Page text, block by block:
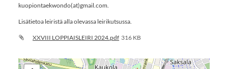
kuopiontaekwondo(at)gmail.com.
Lisätietoa leiristä alla olevassa leirikutsussa.
XXVIII LOPPIAISLEIRI 2024.pdf 316 KB